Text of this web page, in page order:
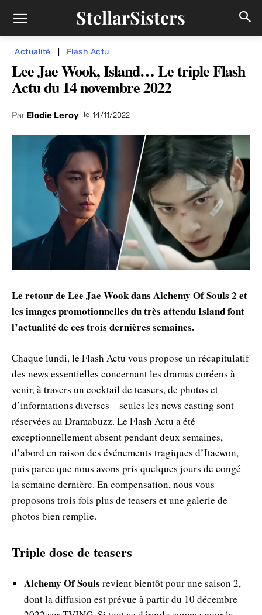
StellarSisters
Actualité Flash Actu
Lee Jae Wook, Island… Le triple Flash
Actu du 14 novembre 2022
Par Elodie Leroy le 14/11/2022
Le retour de Lee Jae Wook dans Alchemy Of Souls 2 et
les images promotionnelles du très attendu Island font
l’actualité de ces trois dernières semaines.
Chaque lundi, le Flash Actu vous propose un récapitulatif
des news essentielles concernant les dramas coréens à
venir, à travers un cocktail de teasers, de photos et
d’informations diverses – seules les news casting sont
réservées au Dramabuzz. Le Flash Actu a été
exceptionnellement absent pendant deux semaines,
d’abord en raison des événements tragiques d’Itaewon,
puis parce que nous avons pris quelques jours de congé
la semaine dernière. En compensation, nous vous
proposons trois fois plus de teasers et une galerie de
photos bien remplie.
Triple dose de teasers
Alchemy Of Souls revient bientôt pour une saison 2,
dont la diffusion est prévue à partir du 10 décembre